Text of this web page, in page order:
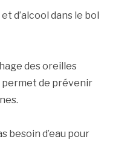
d’alcool dans le bol
des oreilles
permet de prévenir
besoin d’eau pour